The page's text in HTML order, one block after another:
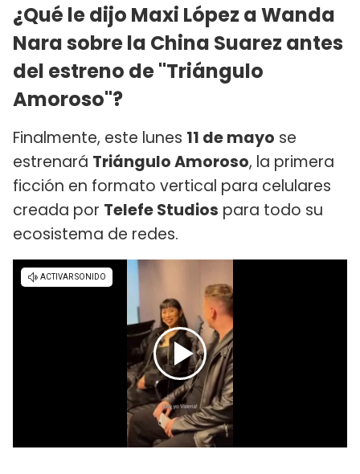
¿Qué le dijo Maxi López a Wanda
Nara sobre la China Suarez antes
del estreno de "Triángulo
Amoroso"?
Finalmente, este lunes 11 de mayo se
estrenará Triángulo Amoroso, la primera
ficción en formato vertical para celulares
creada por Telefe Studios para todo su
ecosistema de redes.